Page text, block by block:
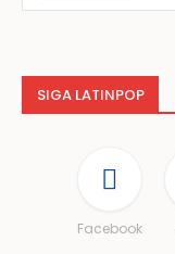
SIGA LATINPOP
Facebook